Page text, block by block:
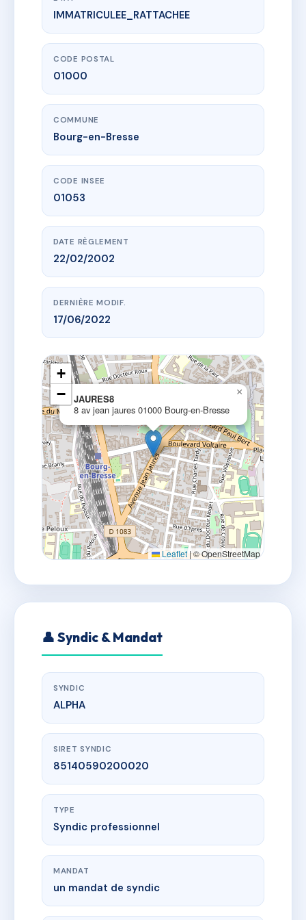
www.vme.plus/AE2598530
JAURES8
8 av jean jaures01000 Bourg-en-Bresse
IMMATRICULEE_RATTACHEE
CODE POSTAL
01000
COMMUNE
Bourg-en-Bresse
CODE INSEE
01053
DATE RÈGLEMENT
22/02/2002
DERNIÈRE MODIF.
17/06/2022
JAURES8
8 av jean jaures 01000 Bourg-en-Bresse
×
+
−
Leaflet |© OpenStreetMap
👤 Syndic & Mandat
SYNDIC
ALPHA
SIRET SYNDIC
85140590200020
TYPE
Syndic professionnel
MANDAT
un mandat de syndic